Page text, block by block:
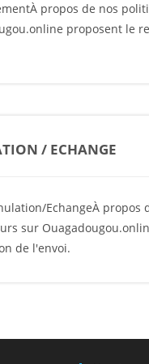
propos de nos
proposent le
/ ECHANGE
EchangeÀ
sur
de l'envoi.